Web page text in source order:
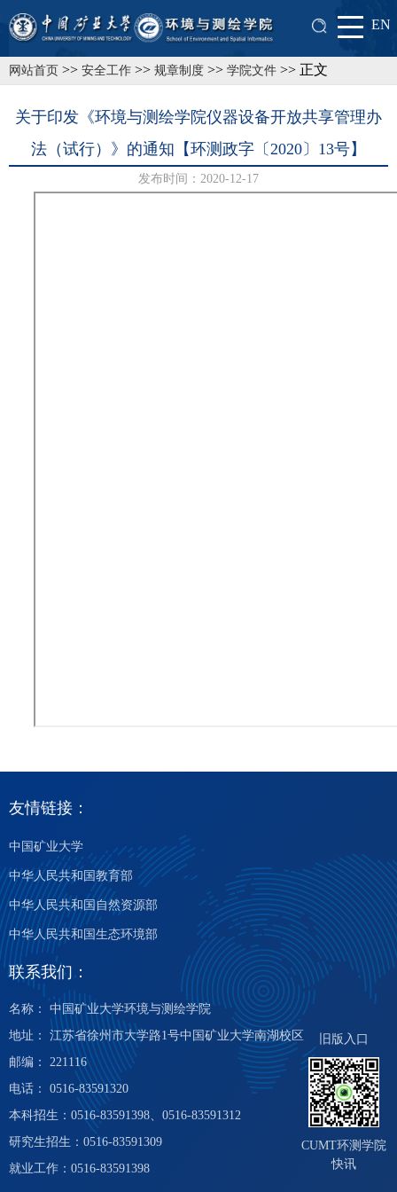
EN
网站首页 >> 安全工作 >> 规章制度 >> 学院文件 >> 正文
关于印发《环境与测绘学院仪器设备开放共享管理办
法（试行）》的通知【环测政字〔2020〕13号】
发布时间：2020-12-17
友情链接：
中国矿业大学
中华人民共和国教育部
中华人民共和国自然资源部
中华人民共和国生态环境部
联系我们：
名称： 中国矿业大学环境与测绘学院
地址： 江苏省徐州市大学路1号中国矿业大学南湖校区
邮编： 221116
电话： 0516-83591320
本科招生：0516-83591398、0516-83591312
研究生招生：0516-83591309
就业工作：0516-83591398
旧版入口
CUMT环测学院
快讯